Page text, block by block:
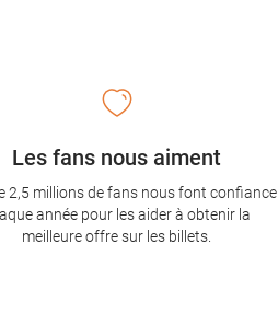
Les fans nous aiment
2,5 millions de fans nous font confiance
année pour les aider à obtenir la
meilleure offre sur les billets.